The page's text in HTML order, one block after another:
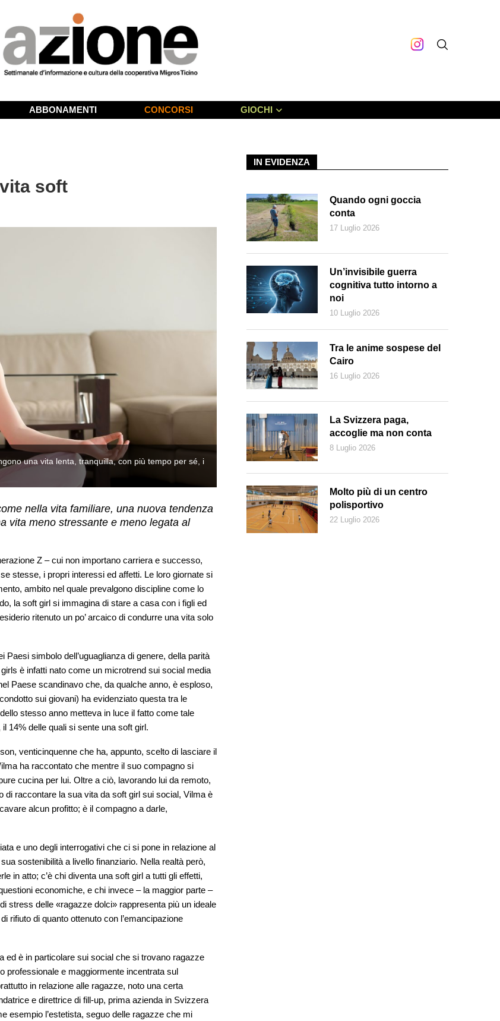
ABBONAMENTI CONCORSI GIOCHI
soft
una vita lenta, tranquilla, con più tempo per sé, i
Le soft girls sono ragazze della Gen Z che alla carriera antepongono
propri interessi e affetti (Freepik.com)
nella vita familiare, una nuova tendenza
vita meno stressante e meno legata al
Z – cui non importano carriera e successo,
stesse, i propri interessi ed affetti. Le loro giornate si
ambito nel quale prevalgono discipline come lo
la soft girl si immagina di stare a casa con i figli ed
ritenuto un po’ arcaico di condurre una vita solo
simbolo dell’uguaglianza di genere, della parità
è infatti nato come un microtrend sui social media
Paese scandinavo che, da qualche anno, è esploso,
sui giovani) ha evidenziato questa tra le
stesso anno metteva in luce il fatto come tale
14% delle quali si sente una soft girl.
venticinquenne che ha, appunto, scelto di lasciare il
ha raccontato che mentre il suo compagno si
cucina per lui. Oltre a ciò, lavorando lui da remoto,
di raccontare la sua vita da soft girl sui social, Vilma è
alcun profitto; è il compagno a darle,
e uno degli interrogativi che ci si pone in relazione al
sostenibilità a livello finanziario. Nella realtà però,
in atto; c’è chi diventa una soft girl a tutti gli effetti,
economiche, e chi invece – la maggior parte –
stress delle «ragazze dolci» rappresenta più un ideale
rifiuto di quanto ottenuto con l’emancipazione
ed è in particolare sui social che si trovano ragazze
professionale e maggiormente incentrata sul
in relazione alle ragazze, noto una certa
e direttrice di fill-up, prima azienda in Svizzera
esempio l’estetista, seguo delle ragazze che mi
IN EVIDENZA
Quando ogni goccia
conta
17 Luglio 2026
Un’invisibile guerra
cognitiva tutto intorno a
noi
10 Luglio 2026
Tra le anime sospese del
Cairo
16 Luglio 2026
La Svizzera paga,
accoglie ma non conta
8 Luglio 2026
Molto più di un centro
polisportivo
22 Luglio 2026